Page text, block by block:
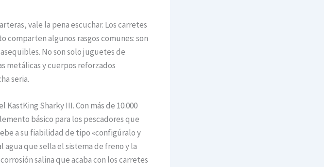
vale la pena escuchar. Los carretes
comparten algunos rasgos comunes: son
No son solo juguetes de
metálicas y cuerpos reforzados
seria.
Sharky III. Con más de 10.000
básico para los pescadores que
a su fiabilidad de tipo «configúralo y
que sella el sistema de freno y la
salina que acaba con los carretes